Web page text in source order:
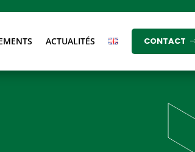
ACTUALITÉS CONTACT